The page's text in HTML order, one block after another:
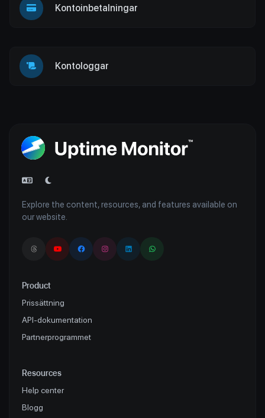
Kontoinbetalningar
Kontologgar
Explore the content, resources, and features available on
our website.
Product
Prissättning
API-dokumentation
Partnerprogrammet
Resources
Help center
Blogg